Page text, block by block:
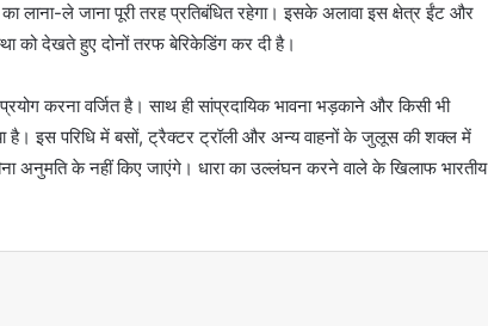
लाना-ले जाना पूरी तरह प्रतिबंधित रहेगा। इसके अलावा इस क्षेत्र ईंट और
को देखते हुए दोनों तरफ बेरिकेडिंग कर दी है।
करना वर्जित है। साथ ही सांप्रदायिक भावना भड़काने और किसी भी
है। इस परिधि में बसों, ट्रैक्टर ट्रॉली और अन्य वाहनों के जुलूस की शक्ल में
अनुमति के नहीं किए जाएंगे। धारा का उल्लंघन करने वाले के खिलाफ भारतीय